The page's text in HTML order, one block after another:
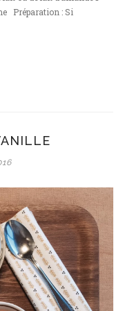
Préparation : Si